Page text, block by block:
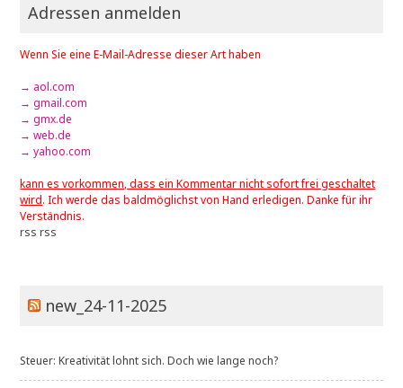
Adressen anmelden
Wenn Sie eine E-Mail-Adresse dieser Art haben
→ aol.com
→ gmail.com
→ gmx.de
→ web.de
→ yahoo.com
kann es vorkommen, dass ein Kommentar nicht sofort frei geschaltet
wird. Ich werde das baldmöglichst von Hand erledigen. Danke für ihr
Verständnis.
rss rss
new_24-11-2025
Steuer: Kreativität lohnt sich. Doch wie lange noch?